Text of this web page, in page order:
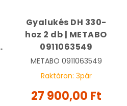
Gyalukés DH 330-
hoz 2 db | METABO
0911063549
METABO 0911063549
Raktáron: 3pár
27 900,00 Ft